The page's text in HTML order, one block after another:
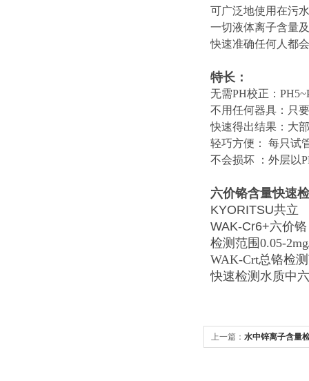
可广泛地使用在污
一切液体离子含量
快速准确任何人都
​特长：
无需PH校正：
不用任何器具：只
快速得出结果：大
轻巧方便： 每只试
不会损坏 ：外层以
六价铬含量快速
KYORITSU共立
WAK-Cr6+六价铬
检测范围0.05-
WAK-Crt总铬检
快速检测水质中
上一篇： 水中锌离子含量